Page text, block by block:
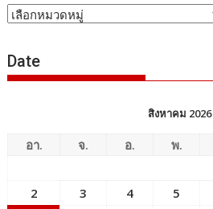
หัวข้อ
Date
สิงหาคม 2026
อา. จ. อ. พ.
2
3 4 5